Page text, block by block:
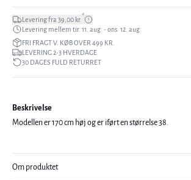
Levering fra 39,00 kr.*
Levering mellem tir. 11. aug. - ons. 12. aug.
FRI FRAGT V. KØB OVER 499 KR.
LEVERING 2-3 HVERDAGE
30 DAGES FULD RETURRET
Beskrivelse
Modellen er 170 cm høj og er iført en størrelse 38.
Om produktet